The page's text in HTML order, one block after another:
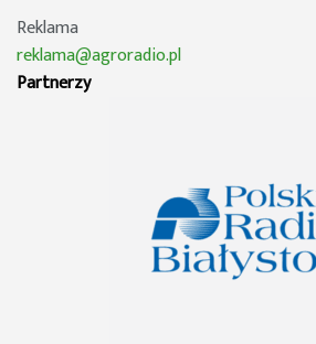
Reklama
reklama@agroradio.pl
Partnerzy